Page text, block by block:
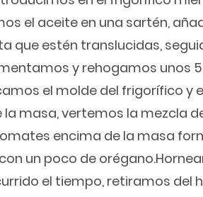
el aceite en una sartén,
que estén translucidas,
y rehogamos unos
el molde del frigorífico y
masa, vertemos la mezcla
encima de la masa
un poco de
el tiempo, retiramos del